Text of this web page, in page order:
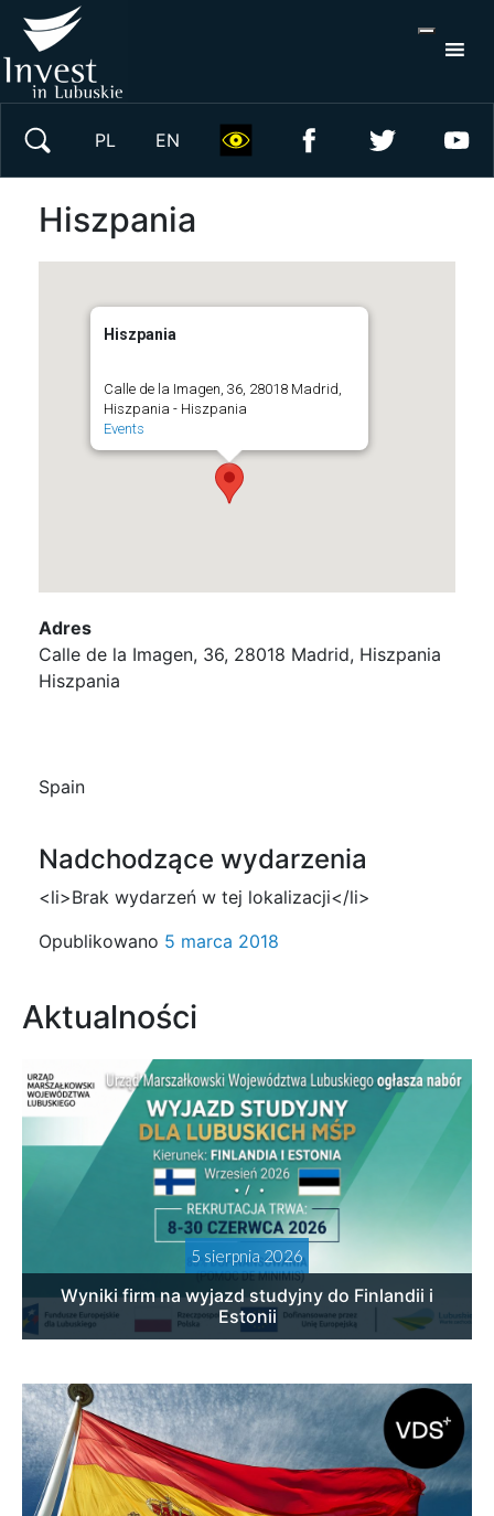
PL EN
Hiszpania
Hiszpania
Calle de la Imagen, 36, 28018 Madrid,
Hiszpania - Hiszpania
Events
Adres
Calle de la Imagen, 36, 28018 Madrid, Hiszpania
Hiszpania
Spain
Nadchodzące wydarzenia
<li>Brak wydarzeń w tej lokalizacji</li>
Opublikowano 5 marca 2018
Aktualności
5 sierpnia 2026
Wyniki firm na wyjazd studyjny do Finlandii i
Estonii
Wyszukaj w serwisie